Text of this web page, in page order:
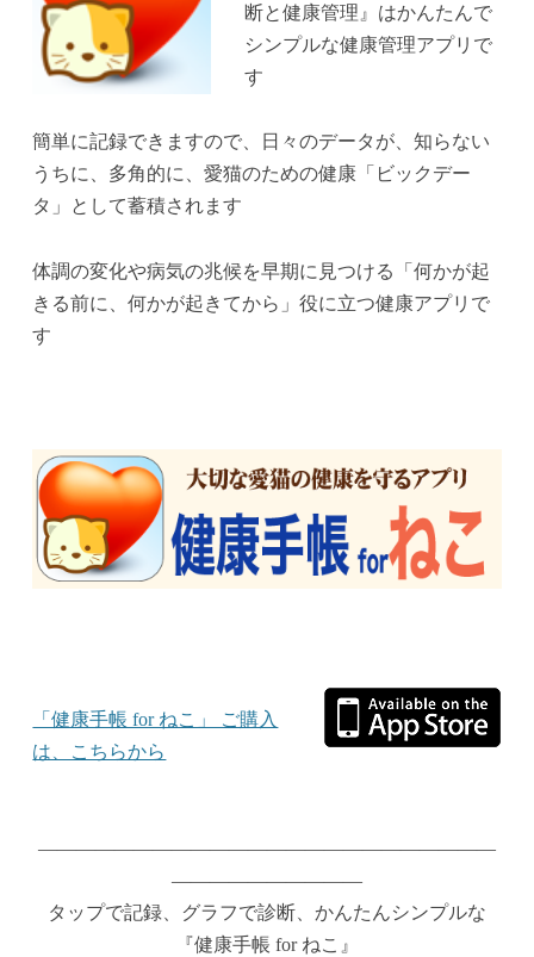
断と健康管理』はかんたんで
シンプルな健康管理アプリで
す
簡単に記録できますので、日々のデータが、知らない
うちに、多角的に、愛猫のための健康「ビックデー
タ」として蓄積されます
体調の変化や病気の兆候を早期に見つける「何かが起
きる前に、何かが起きてから」役に立つ健康アプリで
す
「健康手帳 for ねこ」 ご購入
は、こちらから
————————————————————————
——————————
タップで記録、グラフで診断、かんたんシンプルな
『健康手帳 for ねこ』